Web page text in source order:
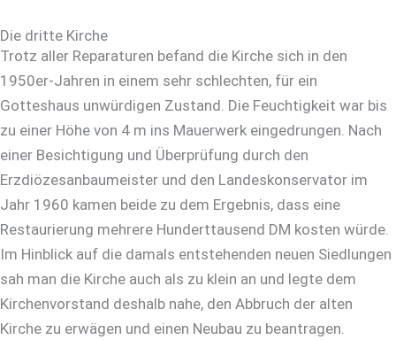
Die dritte Kirche
Trotz aller Reparaturen befand die Kirche sich in den
1950er-Jahren in einem sehr schlechten, für ein
Gotteshaus unwürdigen Zustand. Die Feuchtigkeit war bis
zu einer Höhe von 4 m ins Mauerwerk eingedrungen. Nach
einer Besichtigung und Überprüfung durch den
Erzdiözesanbaumeister und den Landeskonservator im
Jahr 1960 kamen beide zu dem Ergebnis, dass eine
Restaurierung mehrere Hunderttausend DM kosten würde.
Im Hinblick auf die damals entstehenden neuen Siedlungen
sah man die Kirche auch als zu klein an und legte dem
Kirchenvorstand deshalb nahe, den Abbruch der alten
Kirche zu erwägen und einen Neubau zu beantragen.